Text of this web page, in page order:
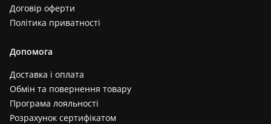
Договір оферти
Політика приватності
Допомога
Доставка і оплата
Обмін та повернення товару
Програма лояльності
Розрахунок сертифікатом